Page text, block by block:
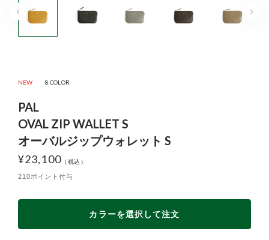
NEW 8 COLOR
PAL
OVAL ZIP WALLET S
オーバルジップウォレット S
¥23,100
210ポイント付与
カラーを選択して注文